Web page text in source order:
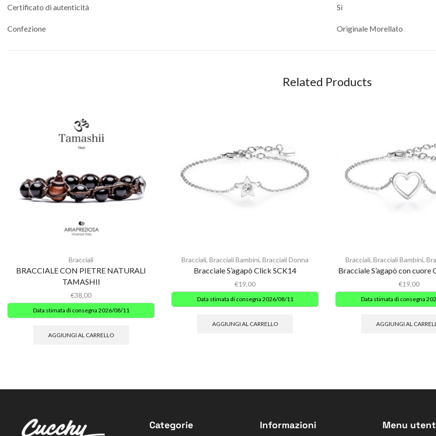
Certificato di autenticità Sì
Confezione Originale Morellato
Related Products
Bracciali
BRACCIALE CON PIETRE NATURALI
TAMASHII
€38,00
Data stimata di consegna 2026/08/11
AGGIUNGI AL CARRELLO
Bracciali, Bracciali Bambini, Bracciali Donna
Bracciale S’agapò Click SCK14
€19,00
Data stimata di consegna 2026/08/11
AGGIUNGI AL CARRELLO
Bracciali, Bracciali Bambini,
Bracciale S’agapò con cuore
€19,00
Data stimata di consegna
AGGIUNGI AL
Categorie Informazioni Menu